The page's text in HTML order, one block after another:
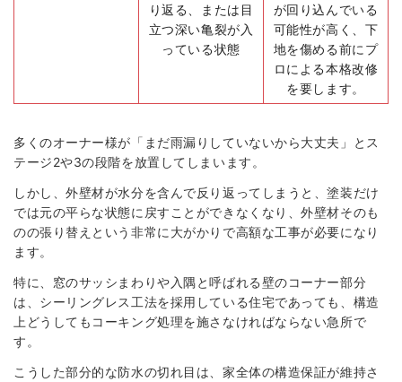
り返る、または目
立つ深い亀裂が入
っている状態
が回り込んでいる
可能性が高く、下
地を傷める前にプ
ロによる本格改修
を要します。
多くのオーナー様が「まだ雨漏りしていないから大丈夫」とス
テージ2や3の段階を放置してしまいます。
しかし、外壁材が水分を含んで反り返ってしまうと、塗装だけ
では元の平らな状態に戻すことができなくなり、外壁材そのも
のの張り替えという非常に大がかりで高額な工事が必要になり
ます。
特に、窓のサッシまわりや入隅と呼ばれる壁のコーナー部分
は、シーリングレス工法を採用している住宅であっても、構造
上どうしてもコーキング処理を施さなければならない急所で
す。
こうした部分的な防水の切れ目は、家全体の構造保証が維持さ